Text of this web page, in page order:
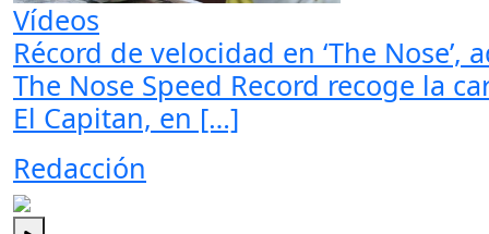
Vídeos
Récord de velocidad en ‘The Nose’,
The Nose Speed Record recoge la
El Capitan, en […]
Redacción